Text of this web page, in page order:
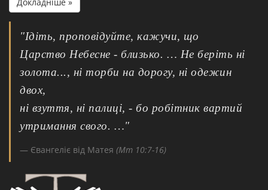
"Ідіть, проповідуйте, кажучи, що
Царство Небесне - близько. … Не беріть ні
золота..., ні торби на дорогу, ні одежин
двох,
ні взуття, ні палиці, - бо робітник вартий
утримання свого. …"
Євангеліє від Матея (Мт 10:7-16)